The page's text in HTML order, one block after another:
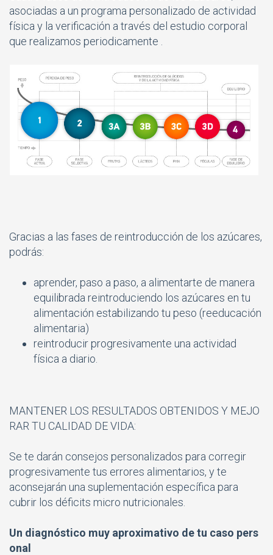
asociadas a un programa personalizado de actividad
física y la verificación a través del estudio corporal
que realizamos periodicamente .
Gracias a las fases de reintroducción de los azúcares,
podrás:
aprender, paso a paso, a alimentarte de manera
equilibrada reintroduciendo los azúcares en tu
alimentación estabilizando tu peso (reeducación
alimentaria)
reintroducir progresivamente una actividad
física a diario.
MANTENER LOS RESULTADOS OBTENIDOS Y MEJO
RAR TU CALIDAD DE VIDA:
Se te darán consejos personalizados para corregir
progresivamente tus errores alimentarios, y te
aconsejarán una suplementación específica para
cubrir los déficits micro nutricionales.
Un diagnóstico muy aproximativo de tu caso pers
onal